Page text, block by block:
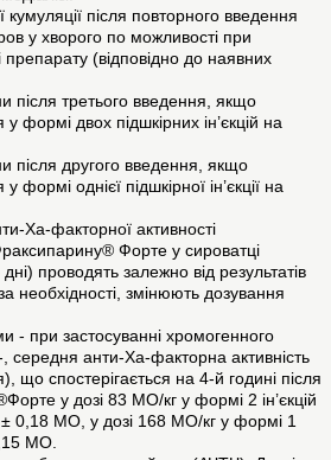
після повторного введення
у хворого по можливості при
препарату (відповідно до наявних
після третього введення, якщо
формі двох підшкірних ін’єкцій на
після другого введення, якщо
формі однієї підшкірної ін’єкції на
Ха-факторної активності
Форте у сироватці
проводять залежно від результатів
необхідності, змінюють дозування
- при застосуванні хромогенного
середня анти-Ха-факторна активність
що спостерігається на 4-й годині після
у дозі 83 МО/кг у формі 2 ін’єкцій
0,18 МО, у дозі 168 МО/кг у формі 1
МО.